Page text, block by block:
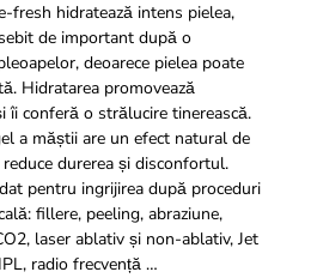
fresh hidratează intens pielea,
de important după o
deoarece pielea poate
Hidratarea promovează
îi conferă o strălucire tinerească.
a măștii are un efect natural de
durerea și disconfortul.
pentru ingrijirea după proceduri
fillere, peeling, abraziune,
laser ablativ și non-ablativ, Jet
radio frecvență …